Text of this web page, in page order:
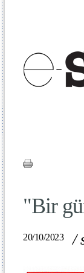
"Bir
20/10/2023 /